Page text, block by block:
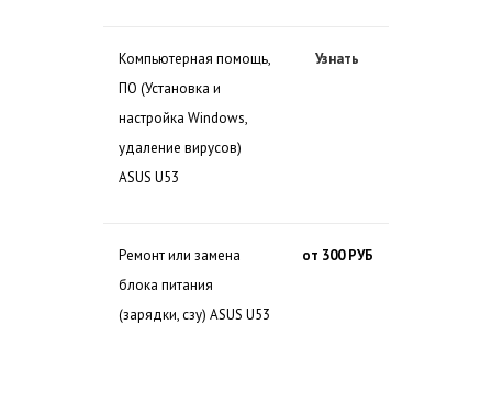
Компьютерная помощь,
ПО (Установка и
настройка Windows,
удаление вирусов)
ASUS U53
Узнать
Ремонт или замена
блока питания
(зарядки, сзу) ASUS U53
от 300 РУБ